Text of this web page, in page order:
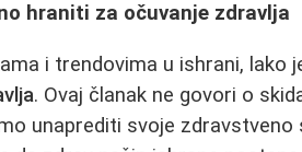
hraniti za očuvanje zdravlja
i trendovima u ishrani, lako
. Ovaj članak ne govori o
unaprediti svoje zdravstveno